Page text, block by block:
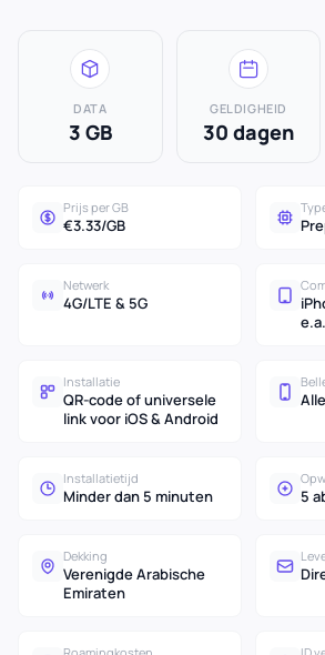
DATA
3 GB
GELDIGHEID
30 dagen
Prijs per GB
€3.33/GB
Netwerk
4G/LTE & 5G
e.a.
Installatie
QR-code of universele
link voor iOS & Android
Installatietijd
Minder dan 5 minuten 5
Dekking
Verenigde Arabische
Emiraten